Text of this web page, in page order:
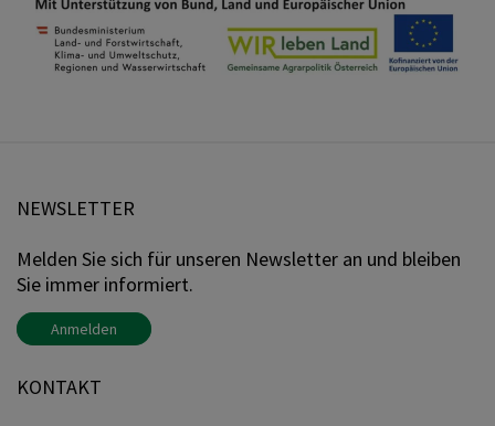
NEWSLETTER
Melden Sie sich für unseren Newsletter an und bleiben
Sie immer informiert.
Anmelden
KONTAKT